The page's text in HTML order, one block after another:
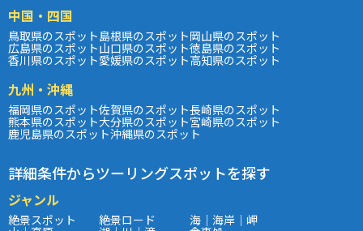
中国・四国
鳥取県のスポット島根県のスポット岡山県のスポット
広島県のスポット山口県のスポット徳島県のスポット
香川県のスポット愛媛県のスポット高知県のスポット
九州・沖縄
福岡県のスポット佐賀県のスポット長崎県のスポット
熊本県のスポット大分県のスポット宮崎県のスポット
鹿児島県のスポット沖縄県のスポット
詳細条件からツーリングスポットを探す
ジャンル
絶景スポット 絶景ロード 海｜海岸｜岬